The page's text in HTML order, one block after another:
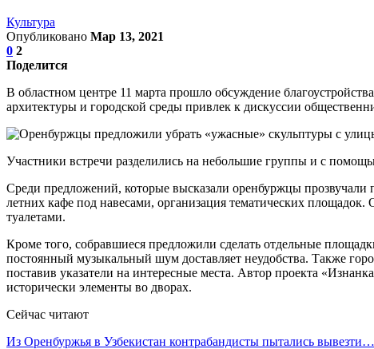
Культура
Опубликовано Мар 13, 2021
0 2
Поделится
В областном центре 11 марта прошло обсуждение
архитектуры и городской среды привлек к дискуссии
Участники встречи разделились на небольшие группы и с
Среди предложений, которые высказали оренбуржцы прозвучали
летних кафе под навесами, организация тематических
туалетами.
Кроме того, собравшиеся предложили сделать отдельные
постоянный музыкальный шум доставляет неудобства. Также
поставив указатели на интересные места. Автор проекта
исторически элементы во дворах.
Сейчас читают
Из Оренбуржья в Узбекистан контрабандисты пытались вывезти…